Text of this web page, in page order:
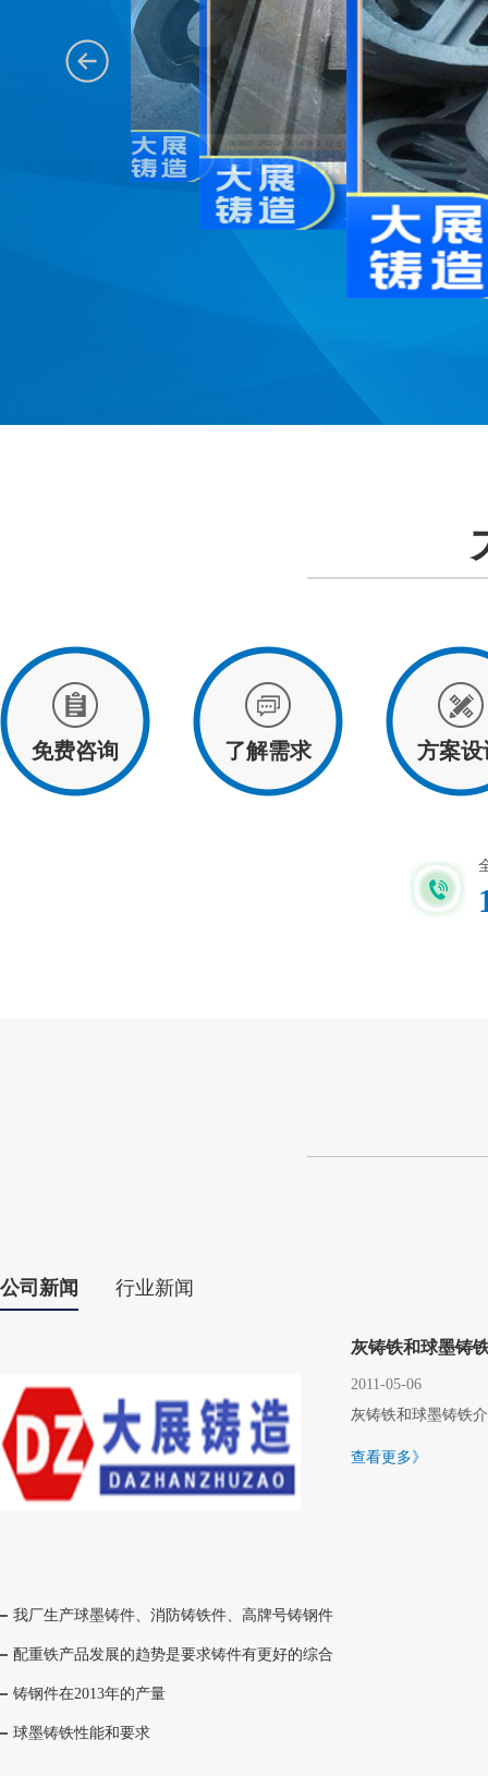
免费咨询 了解需求 方案设
公司新闻 行业新闻
灰铸铁和球墨铸
2011-05-06
灰铸铁和球墨铸铁
查看更多》
我厂生产球墨铸件、消防铸铁件、高牌号铸钢件
配重铁产品发展的趋势是要求铸件有更好的综合
铸钢件在2013年的产量
球墨铸铁性能和要求